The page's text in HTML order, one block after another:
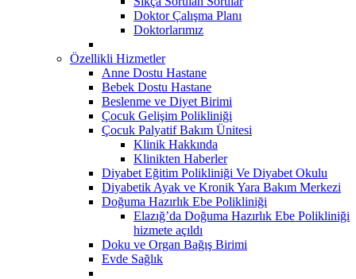
Doktor Çalışma Planı
Doktorlarımız
Özellikli Hizmetler
Anne Dostu Hastane
Bebek Dostu Hastane
Beslenme ve Diyet Birimi
Çocuk Gelişim Polikliniği
Çocuk Palyatif Bakım Ünitesi
Klinik Hakkında
Klinikten Haberler
Diyabet Eğitim Polikliniği Ve Diyabet Okulu
Diyabetik Ayak ve Kronik Yara Bakım Merkezi
Doğuma Hazırlık Ebe Polikliniği
Elazığ’da Doğuma Hazırlık Ebe Polikliniği
hizmete açıldı
Doku ve Organ Bağış Birimi
Evde Sağlık